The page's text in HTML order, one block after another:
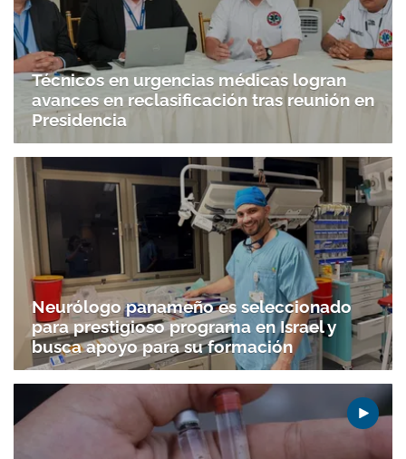
Técnicos en urgencias médicas logran
avances en reclasificación tras reunión en
Presidencia
Neurólogo panameño es seleccionado
para prestigioso programa en Israel y
busca apoyo para su formación